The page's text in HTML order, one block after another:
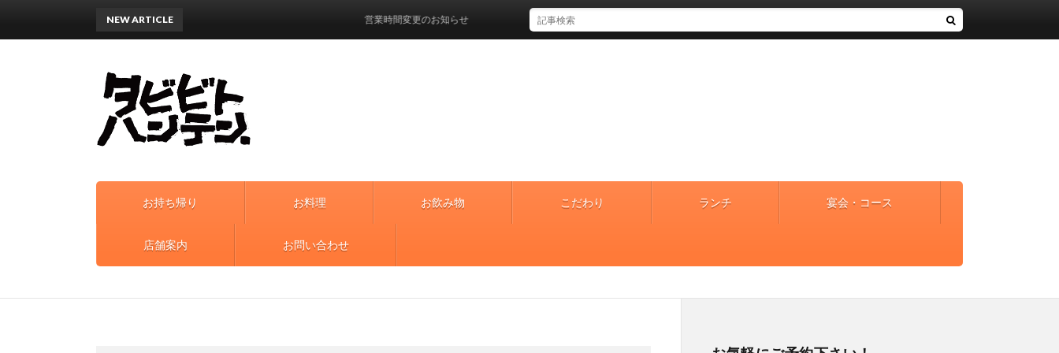
お持ち帰り お料理 お飲み物 こだわり ランチ 宴会・コース
店舗案内 お問い合わせ
NEW ARTICLE 営業時間変更のお知らせ